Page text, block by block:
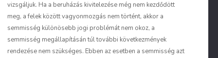
vizsgáljuk. Ha a beruházás kivitelezése még nem kezdődött
meg, a felek között vagyonmozgás nem történt, akkor a
semmisség különösebb jogi problémát nem okoz, a
semmisség megállapításán túl további következmények
rendezése nem szükséges. Ebben az esetben a semmisség azt